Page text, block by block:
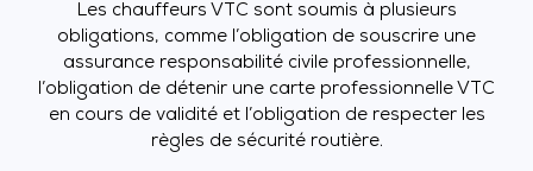
Les chauffeurs VTC sont soumis à plusieurs
obligations, comme l’obligation de souscrire une
assurance responsabilité civile professionnelle,
l’obligation de détenir une carte professionnelle VTC
en cours de validité et l’obligation de respecter les
règles de sécurité routière.